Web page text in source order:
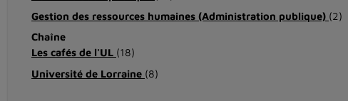
Gestion des ressources humaines (Administration publique) (2)
Chaîne
Les cafés de l'UL (18)
Université de Lorraine (8)